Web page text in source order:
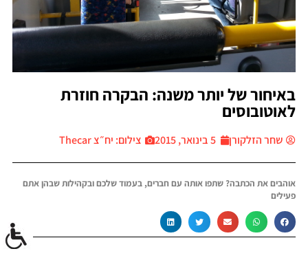
באיחור של יותר משנה: הבקרה חוזרת
לאוטובוסים
שחר הזלקורן 5 בינואר, 2015 צילום: יח״צ Thecar
אוהבים את הכתבה? שתפו אותה עם חברים, בעמוד שלכם ובקהילות שבהן אתם
פעילים